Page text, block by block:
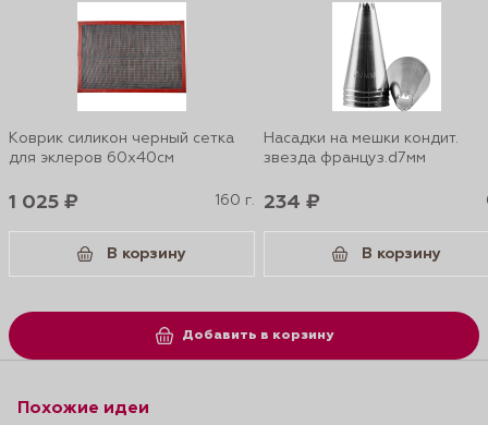
Коврик силикон черный сетка
для эклеров 60х40см
1 025 ₽ 160 г.
В корзину
Насадки на мешки кондит.
звезда француз.d7мм
234 ₽
В корзину
Добавить в корзину
Похожие идеи